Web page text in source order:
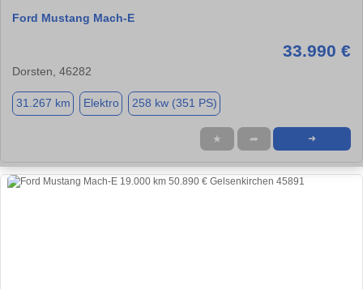
Ford Mustang Mach-E
33.990 €
Dorsten, 46282
31.267 km Elektro 258 kw (351 PS)
★ ➦ ➜